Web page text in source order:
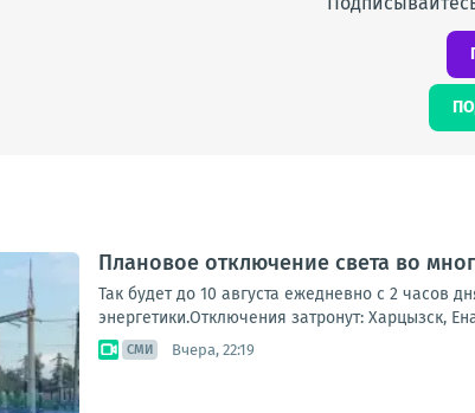
Плановое отключение света во
Так будет до 10 августа ежедневно с 2 часов
энергетики.Отключения затронут: Харцызск,
СМИ Вчера, 22:19